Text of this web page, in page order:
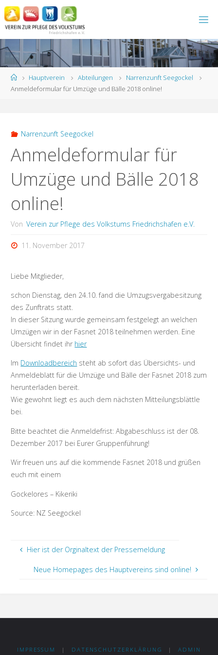
Zum
Inhalt
springen
StartHauptverein Abteilungen
Narrenzunft Seegockel
Anmeldeformular für Umzüge und Bälle 2018 online!
Narrenzunft Seegockel
Anmeldeformular für
Umzüge und Bälle 2018
online!
Von Verein zur Pflege des Volkstums Friedrichshafen e.V.
11. November 2017
Liebe Mitglieder,
schon Dienstag, den 24.10. fand die Umzugsvergabesitzung
des Zunftrats statt.
In dieser Sitzung wurde gemeinsam festgelegt an welchen
Umzügen wir in der Fasnet 2018 teilnehmen werden. Eine
Übersicht findet ihr hier
Im Downloadbereich steht ab sofort das Übersichts- und
Anmeldeblatt für die Umzüge und Bälle der Fasnet 2018 zum
herunterladen bereit.
Wie gewohnt liegt es auch dem nächsten Mitteilungsblättle
bei.
Bitte beachtet die Anmeldefrist: Abgabeschluss ist der 08.
Dezember 2017 bei Eurer Gruppenführung!
Wir freuen uns auf die kommende Fasnet 2018 und grüßen
euch mit einem
Gockelores – Kikeriki
Source: NZ Seegockel
Hier ist der Orginaltext der Pressemeldung
Neue Homepages des Hauptvereins sind online!
IMPRESSUM | DATENSCHUTZERKLÄRUNG | ADMIN